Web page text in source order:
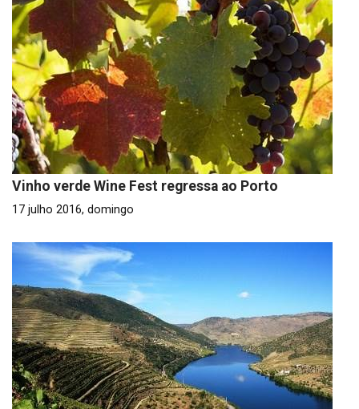
Vinho verde Wine Fest regressa ao Porto
17 julho 2016, domingo